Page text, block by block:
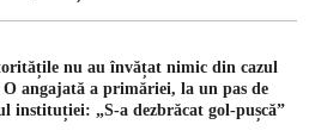
nu au învățat nimic din cazul
angajată a primăriei, la un pas de
instituției: „S-a dezbrăcat gol-pușcă”